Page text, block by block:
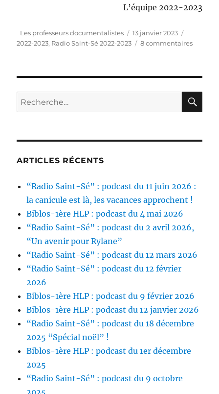
L’équipe 2022-2023
Auteur
Les professeurs documentalistes
Publié
le
13 janvier 2023
2022-2023, Radio Saint-Sé 2022-2023 8 commentairessur
podcast
du
17
Recherche
pour :
ARTICLES RÉCENTS
“Radio Saint-Sé” : podcast du 11 juin 2026 :
la canicule est là, les vacances approchent !
Biblos-1ère HLP : podcast du 4 mai 2026
“Radio Saint-Sé” : podcast du 2 avril 2026,
“Un avenir pour Rylane”
“Radio Saint-Sé” : podcast du 12 mars 2026
“Radio Saint-Sé” : podcast du 12 février
2026
Biblos-1ère HLP : podcast du 9 février 2026
Biblos-1ère HLP : podcast du 12 janvier 2026
“Radio Saint-Sé” : podcast du 18 décembre
2025 “Spécial noël” !
Biblos-1ère HLP : podcast du 1er décembre
2025
“Radio Saint-Sé” : podcast du 9 octobre